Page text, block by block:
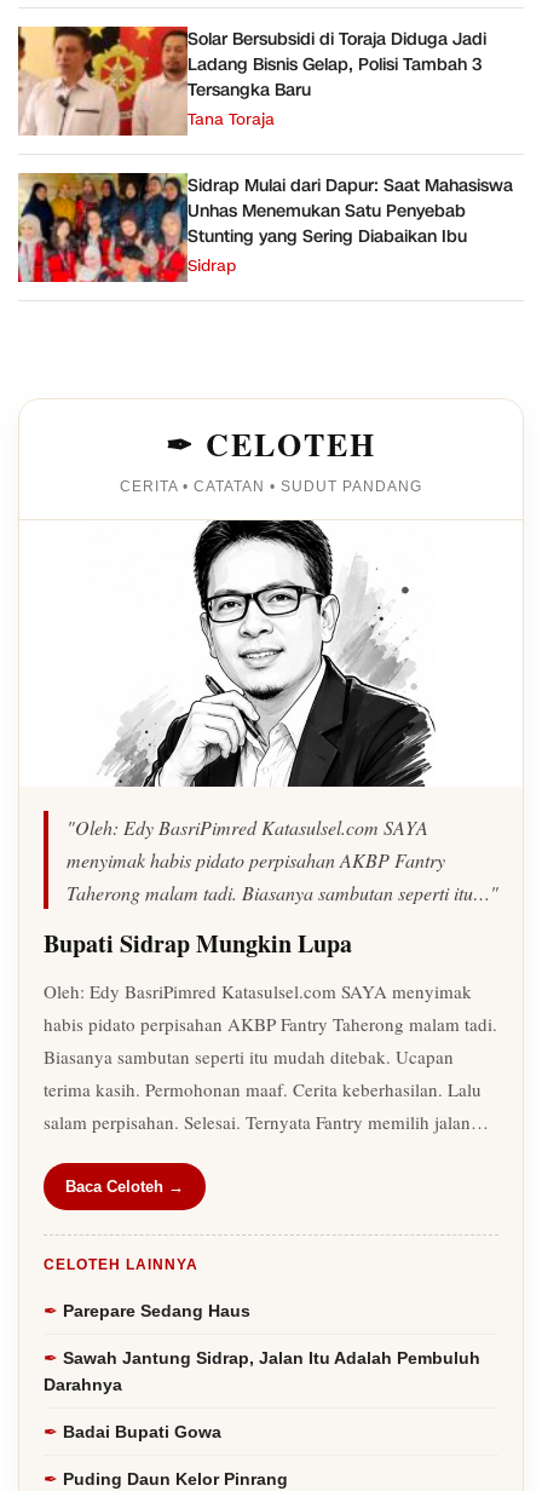
Solar Bersubsidi di Toraja Diduga Jadi
Ladang Bisnis Gelap, Polisi Tambah 3
Tersangka Baru
Tana Toraja
Sidrap Mulai dari Dapur: Saat Mahasiswa
Unhas Menemukan Satu Penyebab
Stunting yang Sering Diabaikan Ibu
Sidrap
✒ CELOTEH
CERITA • CATATAN • SUDUT PANDANG
"Oleh: Edy BasriPimred Katasulsel.com SAYA
menyimak habis pidato perpisahan AKBP Fantry
Taherong malam tadi. Biasanya sambutan seperti itu…"
Bupati Sidrap Mungkin Lupa
Oleh: Edy BasriPimred Katasulsel.com SAYA menyimak
habis pidato perpisahan AKBP Fantry Taherong malam tadi.
Biasanya sambutan seperti itu mudah ditebak. Ucapan
terima kasih. Permohonan maaf. Cerita keberhasilan. Lalu
salam perpisahan. Selesai. Ternyata Fantry memilih jalan…
Baca Celoteh →
CELOTEH LAINNYA
Parepare Sedang Haus
Sawah Jantung Sidrap, Jalan Itu Adalah Pembuluh
Darahnya
Badai Bupati Gowa
Puding Daun Kelor Pinrang